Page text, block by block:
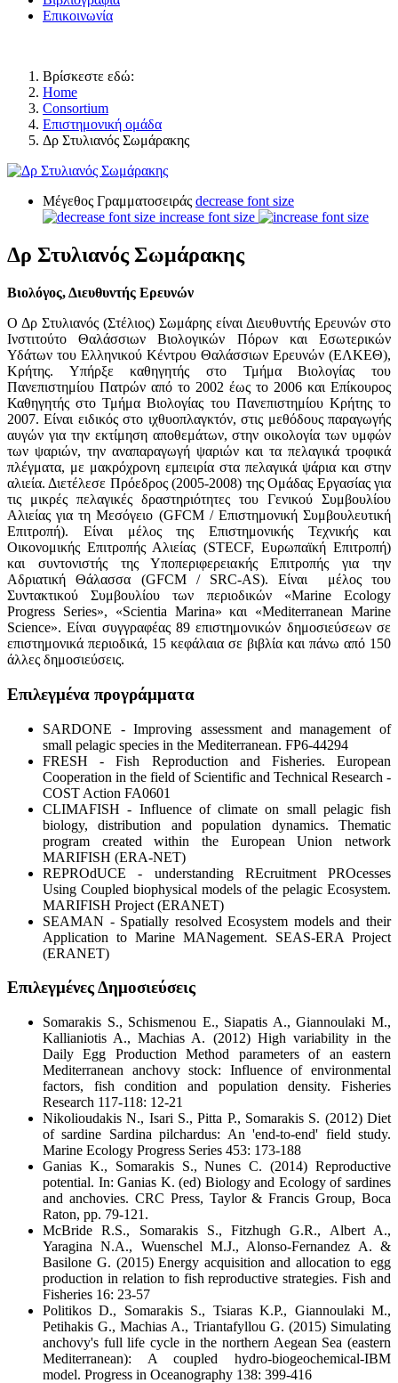
Επικοινωνία
Βρίσκεστε εδώ:
Home
Consortium
Επιστημονική ομάδα
Δρ Στυλιανός Σωμάρακης
Μέγεθος Γραμματοσειράς decrease font size
increase font size
Δρ Στυλιανός Σωμάρακης
Βιολόγος, Διευθυντής Ερευνών
Ο Δρ Στυλιανός (Στέλιος) Σωμάρης είναι Διευθυντής Ερευνών στο
Ινστιτούτο Θαλάσσιων Βιολογικών Πόρων και Εσωτερικών
Υδάτων του Ελληνικού Κέντρου Θαλάσσιων Ερευνών (ΕΛΚΕΘ),
Κρήτης. Υπήρξε καθηγητής στο Τμήμα Βιολογίας του
Πανεπιστημίου Πατρών από το 2002 έως το 2006 και Επίκουρος
Καθηγητής στο Τμήμα Βιολογίας του Πανεπιστημίου Κρήτης το
2007. Είναι ειδικός στο ιχθυοπλαγκτόν, στις μεθόδους παραγωγής
αυγών για την εκτίμηση αποθεμάτων, στην οικολογία των υμφών
των ψαριών, την αναπαραγωγή ψαριών και τα πελαγικά τροφικά
πλέγματα, με μακρόχρονη εμπειρία στα πελαγικά ψάρια και στην
αλιεία. Διετέλεσε Πρόεδρος (2005-2008) της Ομάδας Εργασίας για
τις μικρές πελαγικές δραστηριότητες του Γενικού Συμβουλίου
Αλιείας για τη Μεσόγειο (GFCM / Επιστημονική Συμβουλευτική
Επιτροπή). Είναι μέλος της Επιστημονικής Τεχνικής και
Οικονομικής Επιτροπής Αλιείας (STECF, Ευρωπαϊκή Επιτροπή)
και συντονιστής της Υποπεριφερειακής Επιτροπής για την
Αδριατική Θάλασσα (GFCM / SRC-AS). Είναι μέλος του
Συντακτικού Συμβουλίου των περιοδικών «Marine Ecology
Progress Series», «Scientia Marina» και «Mediterranean Marine
Science». Είναι συγγραφέας 89 επιστημονικών δημοσιεύσεων σε
επιστημονικά περιοδικά, 15 κεφάλαια σε βιβλία και πάνω από 150
άλλες δημοσιεύσεις.
Επιλεγμένα προγράμματα
SARDONE - Improving assessment and management of
small pelagic species in the Mediterranean. FP6-44294
FRESH - Fish Reproduction and Fisheries. European
Cooperation in the field of Scientific and Technical Research -
COST Action FA0601
CLIMAFISH - Influence of climate on small pelagic fish
biology, distribution and population dynamics. Thematic
program created within the European Union network
MARIFISH (ERA-NET)
REPROdUCE - understanding REcruitment PROcesses
Using Coupled biophysical models of the pelagic Ecosystem.
MARIFISH Project (ERANET)
SEAMAN - Spatially resolved Ecosystem models and their
Application to Marine MANagement. SEAS-ERA Project
(ERANET)
Επιλεγμένες Δημοσιεύσεις
Somarakis S., Schismenou E., Siapatis A., Giannoulaki M.,
Kallianiotis A., Machias A. (2012) High variability in the
Daily Egg Production Method parameters of an eastern
Mediterranean anchovy stock: Influence of environmental
factors, fish condition and population density. Fisheries
Research 117-118: 12-21
Nikolioudakis N., Isari S., Pitta P., Somarakis S. (2012) Diet
of sardine Sardina pilchardus: An 'end-to-end' field study.
Marine Ecology Progress Series 453: 173-188
Ganias K., Somarakis S., Nunes C. (2014) Reproductive
potential. In: Ganias K. (ed) Biology and Ecology of sardines
and anchovies. CRC Press, Taylor & Francis Group, Boca
Raton, pp. 79-121.
ΜcBride R.S., Somarakis S., Fitzhugh G.R., Albert A.,
Yaragina N.A., Wuenschel M.J., Alonso-Fernandez A. &
Basilone G. (2015) Energy acquisition and allocation to egg
production in relation to fish reproductive strategies. Fish and
Fisheries 16: 23-57
Politikos D., Somarakis S., Tsiaras K.P., Giannoulaki M.,
Petihakis G., Machias A., Triantafyllou G. (2015) Simulating
anchovy's full life cycle in the northern Aegean Sea (eastern
Mediterranean): A coupled hydro-biogeochemical-IBM
model. Progress in Oceanography 138: 399-416